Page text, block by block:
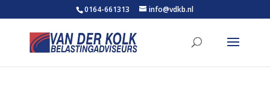
0164-661313 info@vdkb.nl